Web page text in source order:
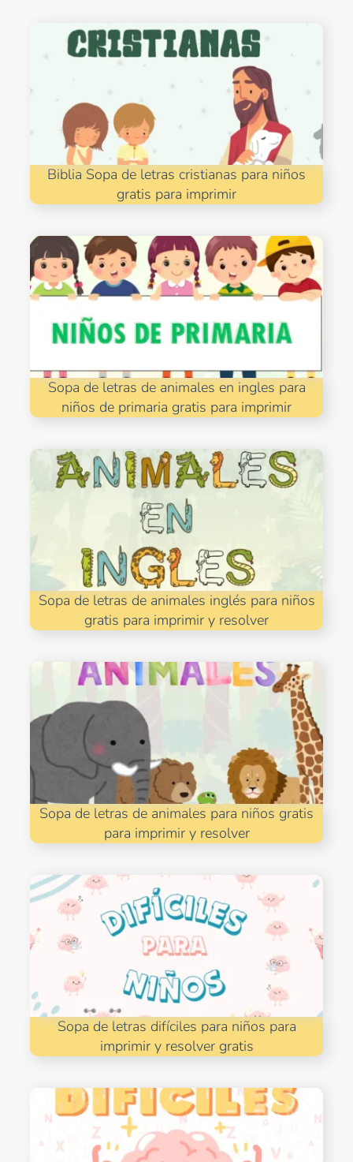
Biblia Sopa de letras cristianas para niños
gratis para imprimir
Sopa de letras de animales en ingles para
niños de primaria gratis para imprimir
Sopa de letras de animales inglés para niños
gratis para imprimir y resolver
Sopa de letras de animales para niños gratis
para imprimir y resolver
Sopa de letras difíciles para niños para
imprimir y resolver gratis